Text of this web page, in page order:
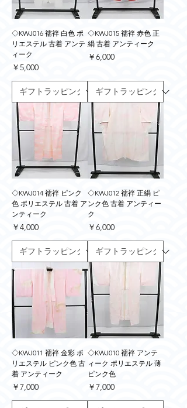
◇KWJ016 襦袢 白色 ポ
リエステル 古着 アンテ
ィーク
価格
￥5,000
◇KWJ015 襦袢 赤色 正
絹 古着 アンティーク
価格
￥6,000
◇KWJ014 襦袢 ピンク
色 ポリエステル 古着 ア
ンティーク
価格
￥4,000
◇KWJ012 襦袢 正絹 ピ
ンク色 古着 アンティー
ク
価格
￥6,000
◇KWJ011 襦袢 金彩 ポ
リエステル ピンク色 古
着 アンティーク
価格
￥7,000
◇KWJ010 襦袢 アンテ
ィーク ポリエステル 薄
ピンク色
価格
￥7,000